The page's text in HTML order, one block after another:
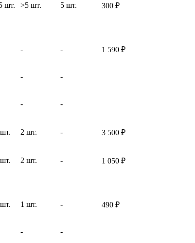
шт. >5 шт. 5 шт. 300 ₽
- - 1 590 ₽
- -
- -
2 шт. - 3 500 ₽
2 шт. - 1 050 ₽
1 шт. - 490 ₽
- -